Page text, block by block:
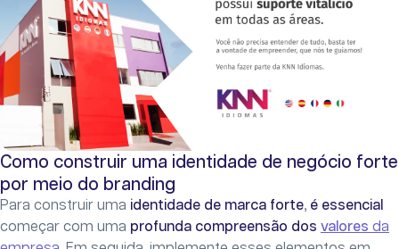
Como construir uma identidade de negócio forte
por meio do branding
Para construir uma identidade de marca forte, é essencial
começar com uma profunda compreensão dos valores da